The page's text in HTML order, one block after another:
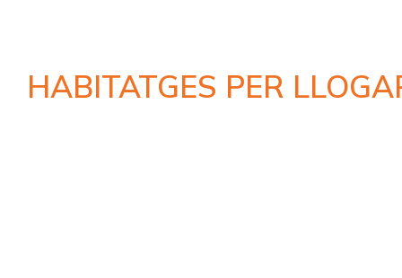
HABITATGES PER